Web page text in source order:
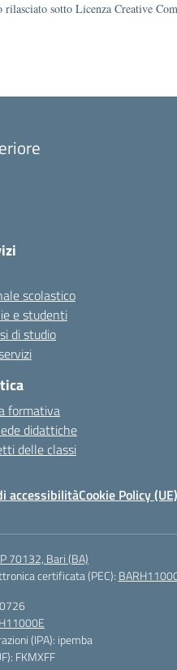
rilasciato sotto Licenza Creative
scolastico
e studenti
di studio
formativa
didattiche
delle classi
accessibilitàCookie Policy (UE)
70132, Bari (BA)
certificata (PEC):
(IPA): ipemba
FKMXFF